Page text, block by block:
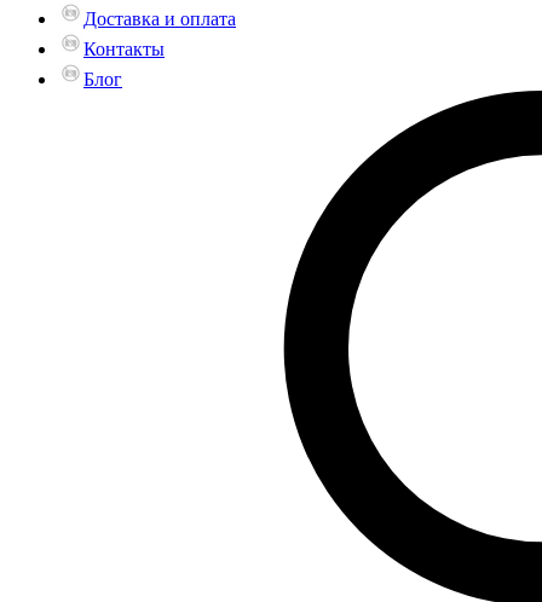
Доставка и оплата
Контакты
Блог